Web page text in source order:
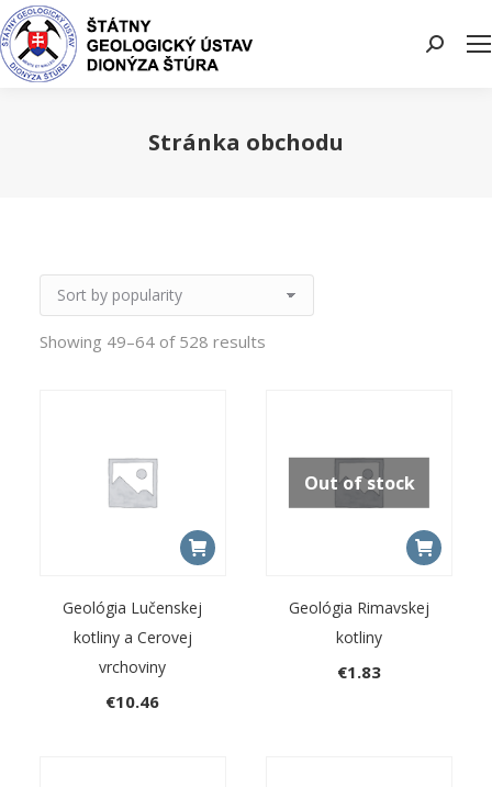
Search:
Stránka obchodu
Showing 49–64 of 528 results
Geológia Lučenskej
kotliny a Cerovej
vrchoviny
€10.46
Out of stock
Geológia Rimavskej
kotliny
€1.83